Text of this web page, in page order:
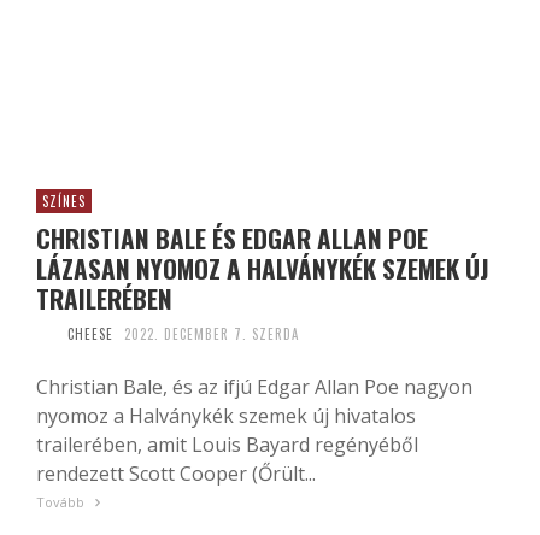
SZÍNES
CHRISTIAN BALE ÉS EDGAR ALLAN POE
LÁZASAN NYOMOZ A HALVÁNYKÉK SZEMEK ÚJ
TRAILERÉBEN
CHEESE 2022. DECEMBER 7. SZERDA
Christian Bale, és az ifjú Edgar Allan Poe nagyon
nyomoz a Halványkék szemek új hivatalos
trailerében, amit Louis Bayard regényéből
rendezett Scott Cooper (Őrült...
Tovább